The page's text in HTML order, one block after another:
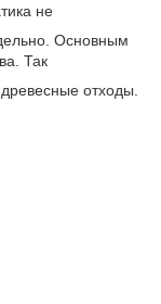
не
Основным
Так
отходы.